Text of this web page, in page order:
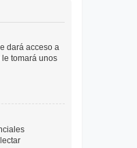
dará acceso a
tomará unos